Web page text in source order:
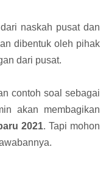
naskah pusat dan
dibentuk oleh pihak
dari pusat.
contoh soal sebagai
akan membagikan
2021. Tapi mohon